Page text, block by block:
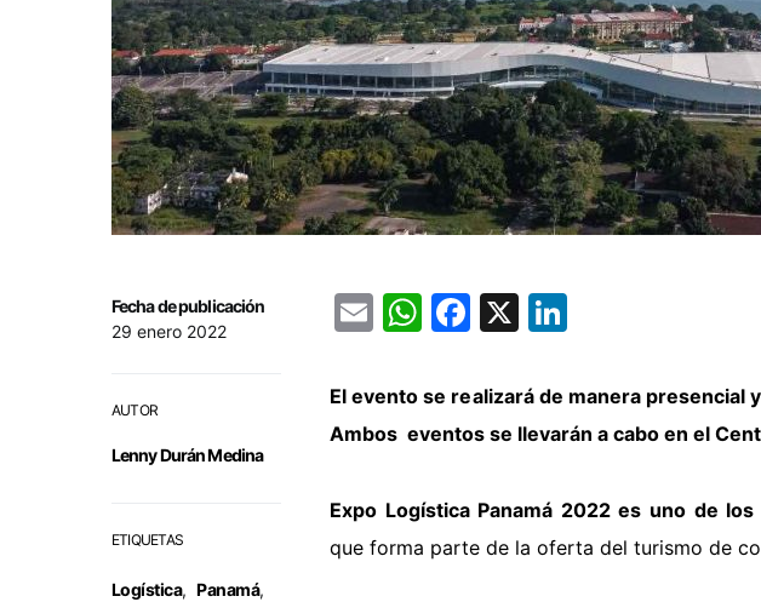
Fecha de publicación
29 enero 2022
AUTOR
Lenny Durán Medina
ETIQUETAS
Logística, Panamá,
EmailWhatsApp
Facebook
X
El evento se realizará de manera presencial
Ambos eventos se llevarán a cabo en el
Expo Logística Panamá 2022 es uno de
que forma parte de la oferta del turismo de